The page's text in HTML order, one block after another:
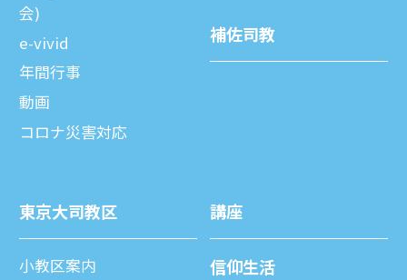
会)
e-vivid
年間⾏事
動画
コロナ災害対応
補佐司教
東京⼤司教区
⼩教区案内
講座
信仰⽣活